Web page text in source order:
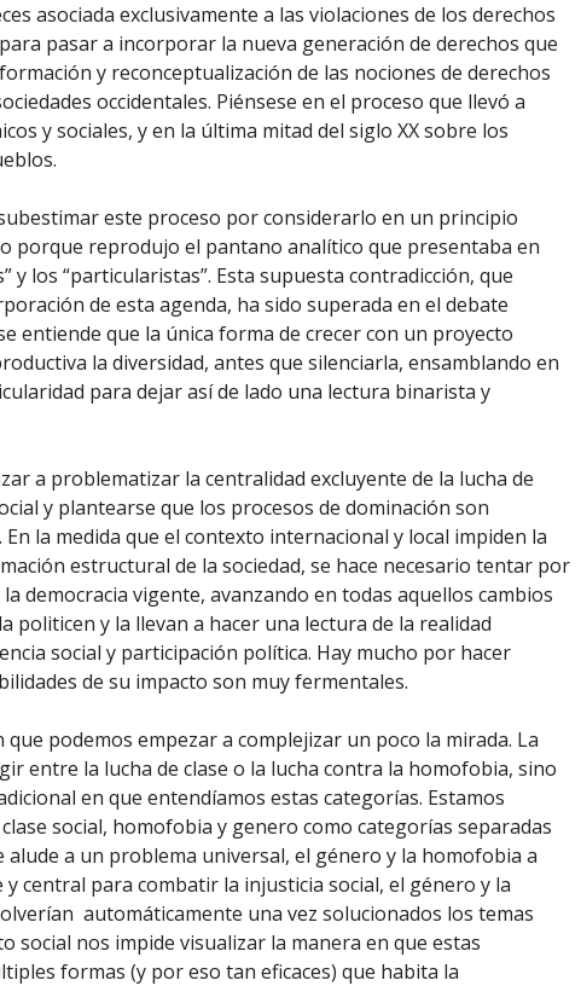
asociada exclusivamente a las violaciones de los derechos
pasar a incorporar la nueva generación de derechos que
y reconceptualización de las nociones de derechos
occidentales. Piénsese en el proceso que llevó a
y sociales, y en la última mitad del siglo XX sobre los
este proceso por considerarlo en un principio
porque reprodujo el pantano analítico que presentaba en
y los “particularistas”. Esta supuesta contradicción, que
de esta agenda, ha sido superada en el debate
entiende que la única forma de crecer con un proyecto
la diversidad, antes que silenciarla, ensamblando en
para dejar así de lado una lectura binarista y
a problematizar la centralidad excluyente de la lucha de
y plantearse que los procesos de dominación son
la medida que el contexto internacional y local impiden la
estructural de la sociedad, se hace necesario tentar por
democracia vigente, avanzando en todas aquellos cambios
politicen y la llevan a hacer una lectura de la realidad
social y participación política. Hay mucho por hacer
de su impacto son muy fermentales.
podemos empezar a complejizar un poco la mirada. La
entre la lucha de clase o la lucha contra la homofobia, sino
en que entendíamos estas categorías. Estamos
social, homofobia y genero como categorías separadas
a un problema universal, el género y la homofobia a
central para combatir la injusticia social, el género y la
automáticamente una vez solucionados los temas
social nos impide visualizar la manera en que estas
formas (y por eso tan eficaces) que habita la